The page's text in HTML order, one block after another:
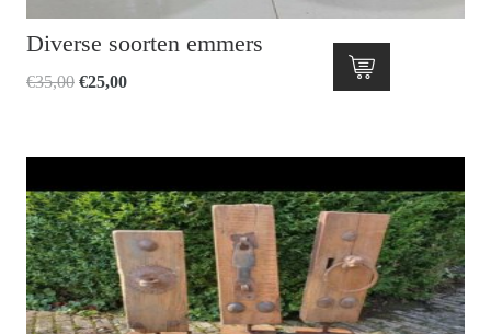
Diverse soorten emmers
€35,00 Oorspronkelijke
€25,00Huidige